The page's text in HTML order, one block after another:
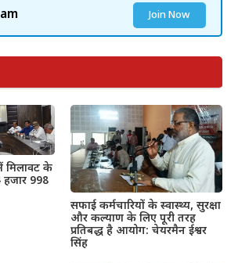
Join Now
मिलावट के
हजार 998
सफाई कर्मचारियों के स्वास्थ्य, सुरक्षा
और कल्याण के लिए पूरी तरह
प्रतिबद्ध है आयोग: चेयरमैन ईश्वर
सिंह